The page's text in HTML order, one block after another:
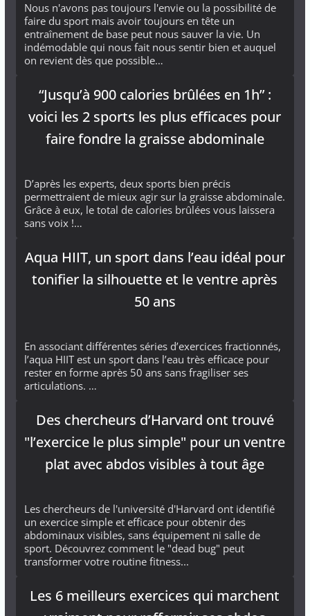
Nous n'avons pas toujours l'envie ou la possibilité de
faire du sport mais avoir toujours en tête un
entraînement de base peut nous sauver la vie. Un
indémodable qui nous fait nous sentir bien et auquel
on revient dès que possible…
“Jusqu’à 900 calories brûlées en 1h” :
voici les 2 sports les plus efficaces pour
faire fondre la graisse abdominale
D’après les experts, deux sports bien précis
permettraient de mieux agir sur la graisse abdominale.
Grâce à eux, le total de calories brûlées vous laissera
sans voix !…
Aqua HIIT, un sport dans l’eau idéal pour
tonifier la silhouette et le ventre après
50 ans
En associant différentes séries d’exercices fractionnés,
l’aqua HIIT est un sport dans l’eau très efficace pour
rester en forme après 50 ans sans fragiliser ses
articulations. …
Des chercheurs d’Harvard ont trouvé
"l’exercice le plus simple" pour un ventre
plat avec abdos visibles à tout âge
Les chercheurs de l'université d'Harvard ont identifié
un exercice simple et efficace pour obtenir des
abdominaux visibles, sans équipement ni salle de
sport. Découvrez comment le "dead bug" peut
transformer votre routine fitness...
Les 6 meilleurs exercices qui marchent